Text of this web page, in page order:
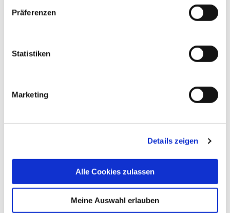
Präferenzen
Statistiken
Marketing
Details zeigen
Alle Cookies zulassen
Meine Auswahl erlauben
Austausch und Expertenrat
In dem Treffen, welches zwei Mal im Monat
Menschen in ähnlicher Situation
Ihnen dabei als Ansprechpartnerinnen zur
In einer geschützten Atmosphäre bieten
wir Ihnen: